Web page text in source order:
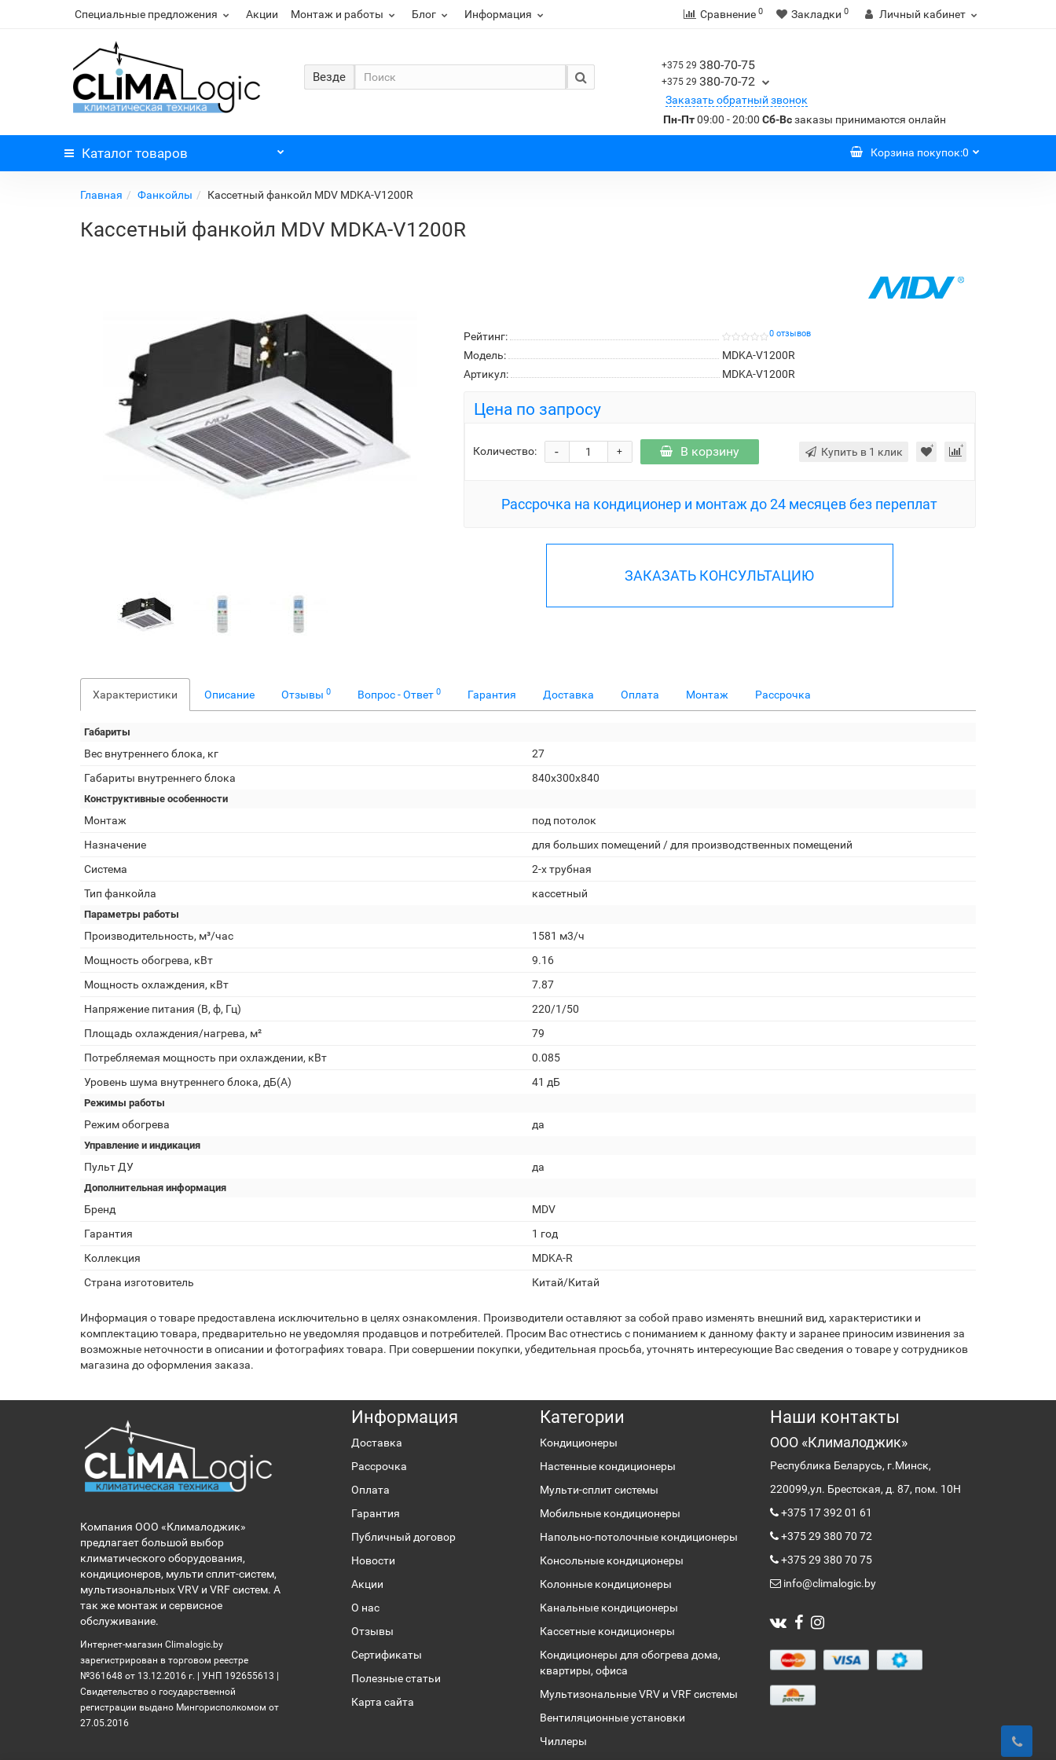
Специальные предложения Акции Монтаж и работы Блог Информация Сравнение 0 Закладки 0 Личный кабинет
Везде
+375 29 380-70-75
+375 29 380-70-72
Заказать обратный звонок
Пн-Пт09:00 - 20:00 Сб-Всзаказы принимаются онлайн
Каталог товаров Корзина покупок:0
Главная Фанкойлы Кассетный фанкойл MDV MDKA-V1200R
Кассетный фанкойл MDV MDKA-V1200R
Рейтинг: 0 отзывов
Модель:
MDKA-V1200R
Артикул:
MDKA-V1200R
Цена по запросу
Количество: +
- В корзину Купить в 1 клик
Рассрочка на кондиционер и монтаж до 24 месяцев без переплат
ЗАКАЗАТЬ КОНСУЛЬТАЦИЮ
Характеристики Описание Отзывы 0 Вопрос - Ответ 0 Гарантия Доставка Оплата Монтаж Рассрочка
Габариты
Вес внутреннего блока, кг
27
Габариты внутреннего блока
840x300x840
Конструктивные особенности
Монтаж
под потолок
Назначение
для больших помещений / для производственных помещений
Система
2-х трубная
Тип фанкойла
кассетный
Параметры работы
Производительность, м³/час
1581 м3/ч
Мощность обогрева, кВт
9.16
Мощность охлаждения, кВт
7.87
Напряжение питания (В, ф, Гц)
220/1/50
Площадь охлаждения/нагрева, м²
79
Потребляемая мощность при охлаждении, кВт
0.085
Уровень шума внутреннего блока, дБ(А)
41 дБ
Режимы работы
Режим обогрева да
Управление и индикация
Пульт ДУ да
Дополнительная информация
Бренд
MDV
Гарантия
1 год
Коллекция
MDKA-R
Страна изготовитель
Китай/Китай
Информация о товаре предоставлена исключительно в целях ознакомления. Производители оставляют за собой право изменять внешний вид, характеристики и
комплектацию товара, предварительно не уведомляя продавцов и потребителей. Просим Вас отнестись с пониманием к данному факту и заранее приносим извинения за
возможные неточности в описании и фотографиях товара. При совершении покупки, убедительная просьба, уточнять интересующие Вас сведения о товаре у сотрудников
магазина до оформления заказа.
Компания ООО «Клималоджик»
предлагает большой выбор
климатического оборудования,
кондиционеров, мульти сплит-систем,
мультизональных VRV и VRF систем. А
так же монтаж и сервисное
обслуживание.
Интернет-магазин Climalogic.by
зарегистрирован в торговом реестре
№361648 от 13.12.2016 г. | УНП 192655613 |
Свидетельство о государственной
регистрации выдано Мингорисполкомом от
27.05.2016
Информация
Доставка
Рассрочка
Оплата
Гарантия
Публичный договор
Новости
Акции
О нас
Отзывы
Сертификаты
Полезные статьи
Карта сайта
Категории
Кондиционеры
Настенные кондиционеры
Мульти-сплит системы
Мобильные кондиционеры
Напольно-потолочные кондиционеры
Консольные кондиционеры
Колонные кондиционеры
Канальные кондиционеры
Кассетные кондиционеры
Кондиционеры для обогрева дома,
квартиры, офиса
Мультизональные VRV и VRF системы
Вентиляционные установки
Чиллеры
Наши контакты
ООО «Клималоджик»
Республика Беларусь, г.Минск,
220099,ул. Брестская, д. 87, пом. 10Н
+375 17 392 01 61
+375 29 380 70 72
+375 29 380 70 75
info@climalogic.by